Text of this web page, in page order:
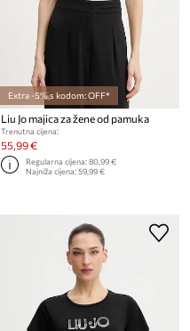
Extra -5% s kodom: OFF*
Liu Jo majica za žene od pamuka
Trenutna cijena:
55,99 €
Regularna cijena:80,99 €
Najniža cijena:59,99 €